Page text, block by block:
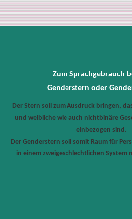
Zum Sprachgebrauch
Genderstern oder
Der Stern soll zum Ausdruck bringen,
und weibliche wie auch nichtbinäre
einbezogen sind.
Der Genderstern soll somit Raum für
in einem zweigeschlechtlichen System